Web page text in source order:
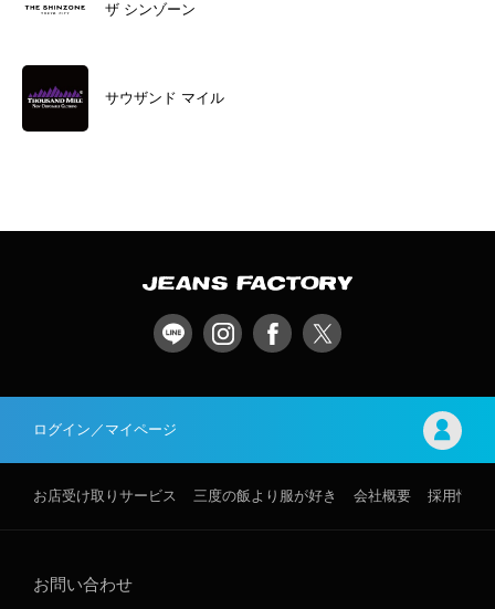
ザ シンゾーン
サウザンド マイル
ログイン／マイページ
お店受け取りサービス 三度の飯より服が好き 会社概要 採用情報
お問い合わせ